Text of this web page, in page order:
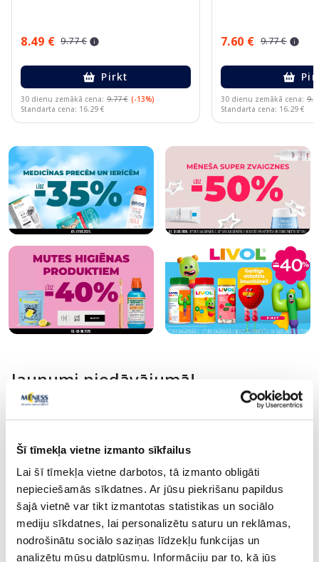
Šī tīmekļa vietne izmanto sīkfailus
Lai šī tīmekļa vietne darbotos, tā izmanto obligāti
nepieciešamās sīkdatnes. Ar jūsu piekrišanu papildus
šajā vietnē var tikt izmantotas statistikas un sociālo
mediju sīkdatnes, lai personalizētu saturu un reklāmas,
nodrošinātu sociālo saziņas līdzekļu funkcijas un
analizētu mūsu datplūsmu. Informāciju par to, kā jūs
8.49 € 9.77 €
Pirkt
30 dienu zemākā cena: 9.77 € (-13%)
Standarta cena: 16.29 €
7.60 € 9.77 €
30 dienu zemākā cena:
Standarta cena: 16.29 €
Jaunumi piedāvājumā!
Vairāk...
-40% -35%